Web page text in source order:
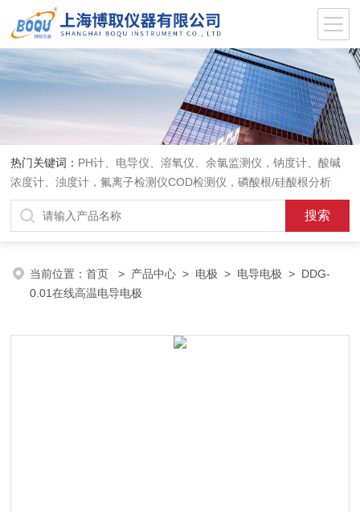
热门关键词： PH计、电导仪、溶氧仪、余氯监测仪，钠度计、酸碱
浓度计、浊度计，氟离子检测仪COD检测仪，磷酸根/硅酸根分析
仪，PH电极、溶氧电极、电导电极
当前位置：首页 > 产品中心 > 电极 > 电导电极 > DDG-
0.01在线高温电导电极